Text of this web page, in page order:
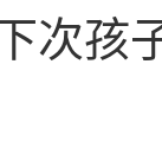
次孩